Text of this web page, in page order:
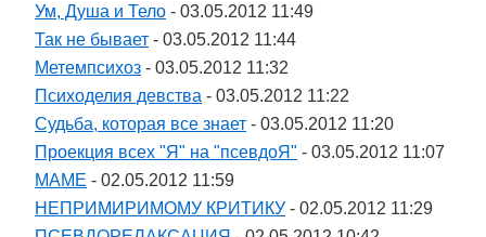
Ум, Душа и Тело - 03.05.2012 11:49
Так не бывает - 03.05.2012 11:44
Метемпсихоз - 03.05.2012 11:32
Психоделия девства - 03.05.2012 11:22
Судьба, которая все знает - 03.05.2012 11:20
Проекция всех "Я" на "псевдоЯ" - 03.05.2012 11:07
МАМЕ - 02.05.2012 11:59
НЕПРИМИРИМОМУ КРИТИКУ - 02.05.2012 11:29